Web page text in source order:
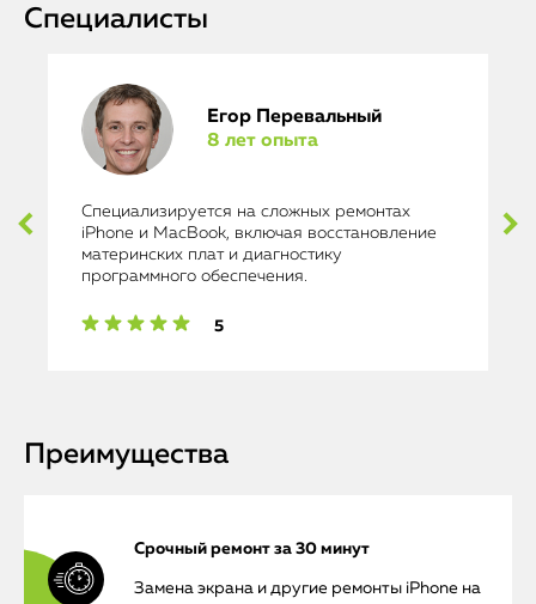
Специалисты
Егор Перевальный
8 лет опыта
Специализируется на сложных ремонтах
iPhone и MacBook, включая восстановление
материнских плат и диагностику
программного обеспечения.
5
Преимущества
Срочный ремонт за 30 минут
Замена экрана и другие ремонты iPhone на